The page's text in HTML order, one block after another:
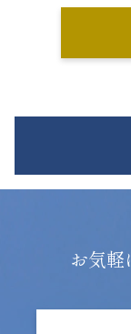
お気軽